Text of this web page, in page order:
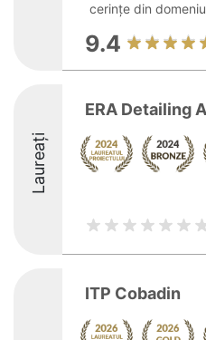
cerințe din
9.4
Laureați
ERA Detailing
ITP Cobadin